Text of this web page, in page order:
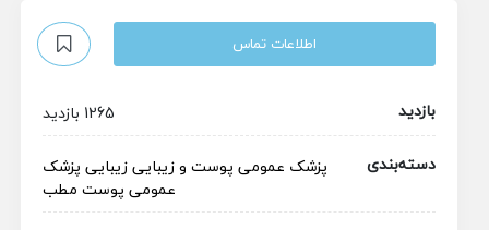
اطلاعات تماس
بازدید
1265 بازدید
دسته‌بندی
پزشک عمومی پوست و زیباییزیبایی پزشک
عمومی پوست مطب